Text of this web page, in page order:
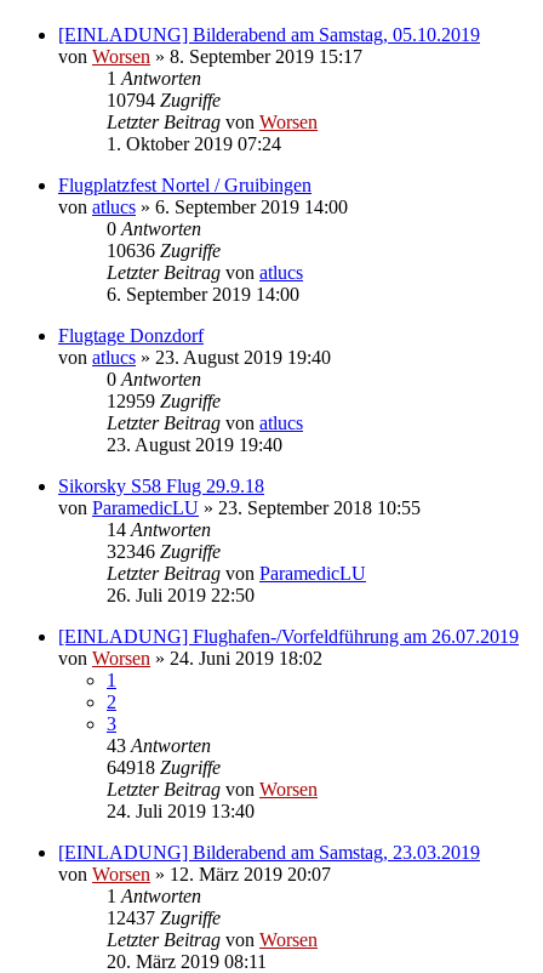
[EINLADUNG] Bilderabend am Samstag, 05.10.2019
von Worsen » 8. September 2019 15:17
1 Antworten
10794 Zugriffe
Letzter Beitrag von Worsen
1. Oktober 2019 07:24
Flugplatzfest Nortel / Gruibingen
von atlucs » 6. September 2019 14:00
0 Antworten
10636 Zugriffe
Letzter Beitrag von atlucs
6. September 2019 14:00
Flugtage Donzdorf
von atlucs » 23. August 2019 19:40
0 Antworten
12959 Zugriffe
Letzter Beitrag von atlucs
23. August 2019 19:40
Sikorsky S58 Flug 29.9.18
von ParamedicLU » 23. September 2018 10:55
14 Antworten
32346 Zugriffe
Letzter Beitrag von ParamedicLU
26. Juli 2019 22:50
[EINLADUNG] Flughafen-/Vorfeldführung am 26.07.2019
von Worsen » 24. Juni 2019 18:02
1
2
3
43 Antworten
64918 Zugriffe
Letzter Beitrag von Worsen
24. Juli 2019 13:40
[EINLADUNG] Bilderabend am Samstag, 23.03.2019
von Worsen » 12. März 2019 20:07
1 Antworten
12437 Zugriffe
Letzter Beitrag von Worsen
20. März 2019 08:11